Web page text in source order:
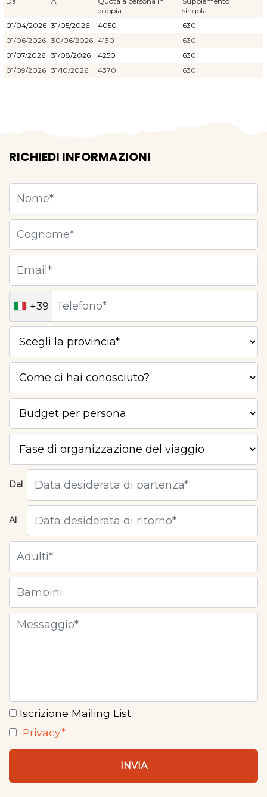
doppia
singola
01/04/2026 31/05/2026 4050
630
01/06/2026 30/06/2026 4130
630
01/07/2026
31/08/2026 4250
630
01/09/2026 31/10/2026 4370 630
RICHIEDI INFORMAZIONI
+39
Dal
Al
Iscrizione Mailing List
Privacy*
INVIA